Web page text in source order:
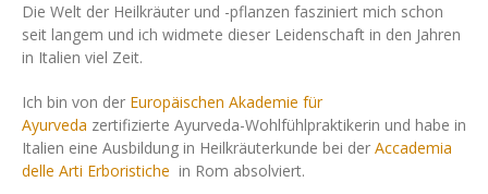
Die Welt der Heilkräuter und -pflanzen fasziniert mich schon
seit langem und ich widmete dieser Leidenschaft in den Jahren
in Italien viel Zeit.
Ich bin von der Europäischen Akademie für
Ayurveda zertifizierte Ayurveda-Wohlfühlpraktikerin und habe in
Italien eine Ausbildung in Heilkräuterkunde bei der Accademia
delle Arti Erboristiche in Rom absolviert.